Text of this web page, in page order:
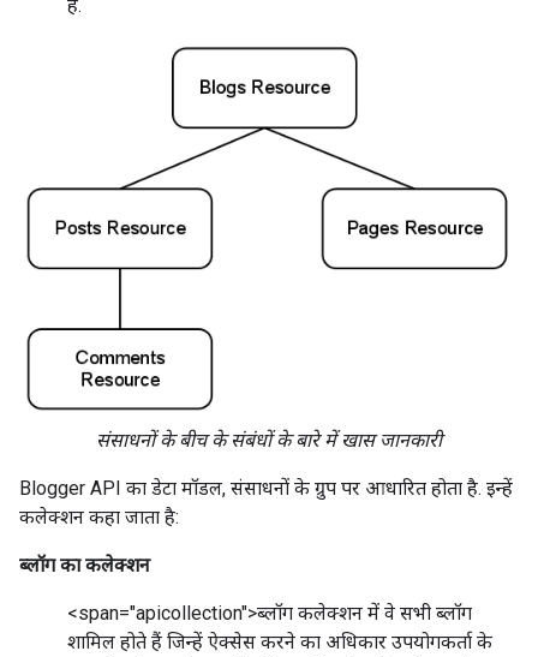
है.
संसाधनों के बीच के संबंधों के बारे में खास जानकारी
Blogger API का डेटा मॉडल, संसाधनों के ग्रुप पर आधारित होता है. इन्हें
कलेक्शन कहा जाता है:
ब्लॉग का कलेक्शन
<span="apicollection">ब्लॉग कलेक्शन में वे सभी ब्लॉग
शामिल होते हैं जिन्हें ऐक्सेस करने का अधिकार उपयोगकर्ता के